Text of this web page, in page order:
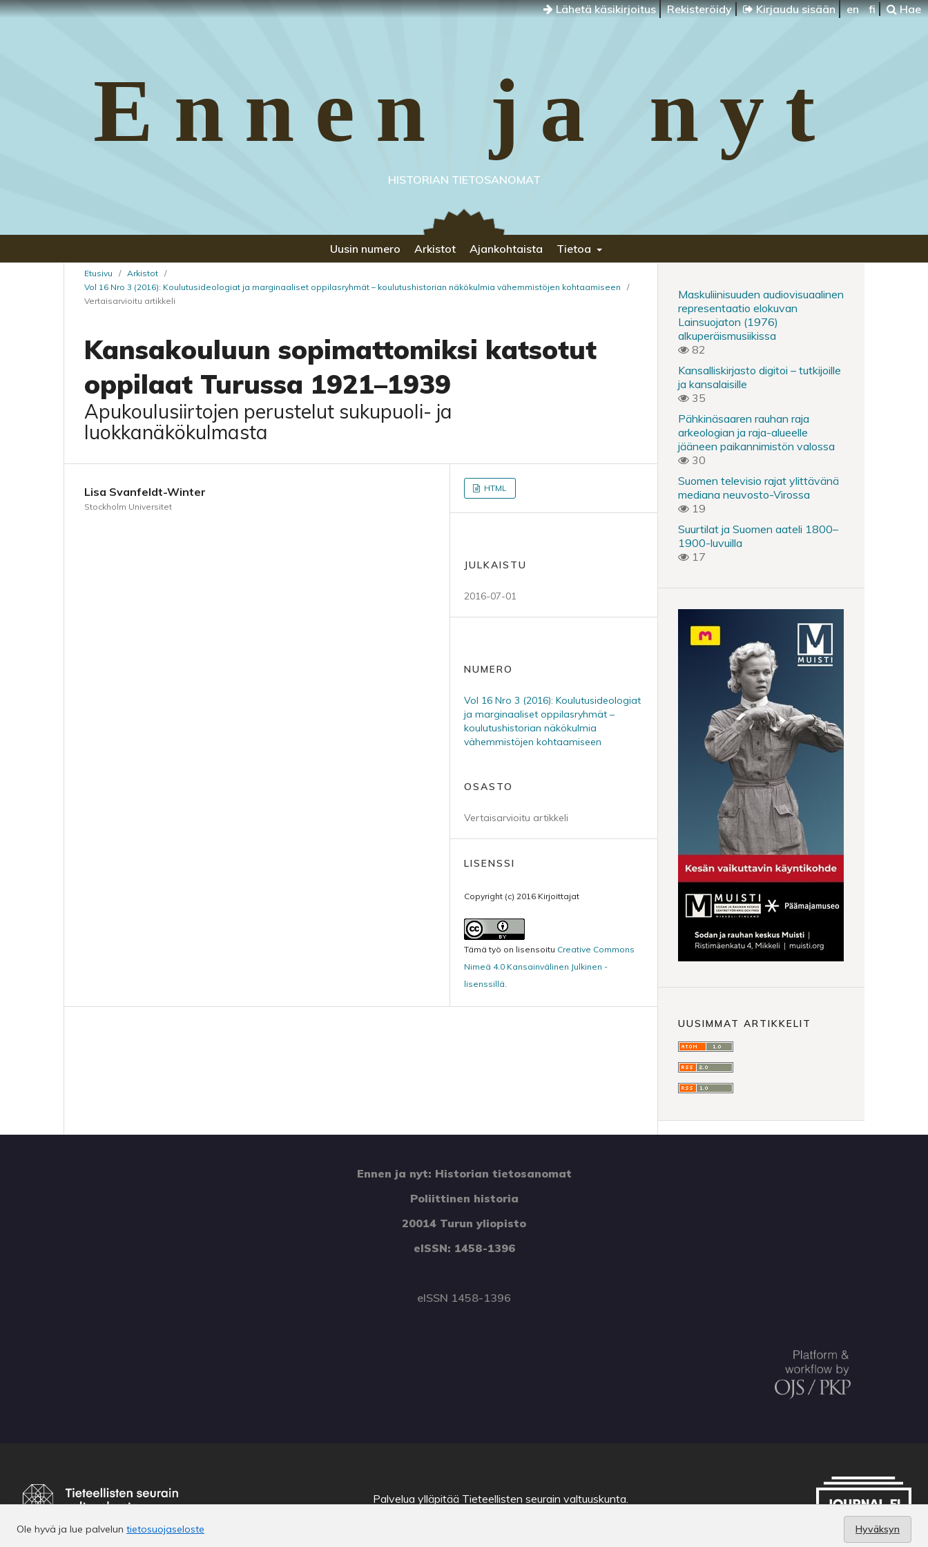
Lähetä käsikirjoitus Rekisteröidy Kirjaudu sisään en fi Hae
Ennen ja nyt
HISTORIAN TIETOSANOMAT
Uusin numero Arkistot Ajankohtaista Tietoa
Etusivu / Arkistot /
Vol 16 Nro 3 (2016): Koulutusideologiat ja marginaaliset oppilasryhmät – koulutushistorian näkökulmia vähemmistöjen kohtaamiseen
/
Vertaisarvioitu artikkeli
Kansakouluun sopimattomiksi katsotut
oppilaat Turussa 1921–1939
Apukoulusiirtojen perustelut sukupuoli- ja
luokkanäkökulmasta
Lisa Svanfeldt-Winter
Stockholm Universitet
HTML
JULKAISTU
2016-07-01
NUMERO
Vol 16 Nro 3 (2016): Koulutusideologiat
ja marginaaliset oppilasryhmät –
koulutushistorian näkökulmia
vähemmistöjen kohtaamiseen
OSASTO
Vertaisarvioitu artikkeli
LISENSSI
Copyright (c) 2016 Kirjoittajat
Tämä työ on lisensoitu Creative Commons
Nimeä 4.0 Kansainvälinen Julkinen -
lisenssillä.
Maskuliinisuuden audiovisuaalinen
representaatio elokuvan
Lainsuojaton (1976)
alkuperäismusiikissa
82
Kansalliskirjasto digitoi – tutkijoille
ja kansalaisille
35
Pähkinäsaaren rauhan raja
arkeologian ja raja-alueelle
jääneen paikannimistön valossa
30
Suomen televisio rajat ylittävänä
mediana neuvosto-Virossa
19
Suurtilat ja Suomen aateli 1800–
1900-luvuilla
17
UUSIMMAT ARTIKKELIT
Ennen ja nyt: Historian tietosanomat
Poliittinen historia
20014 Turun yliopisto
eISSN: 1458-1396
eISSN 1458-1396
Ole hyvä ja lue palvelun tietosuojaseloste Hyväksyn
Palvelua ylläpitää Tieteellisten seurain valtuuskunta.